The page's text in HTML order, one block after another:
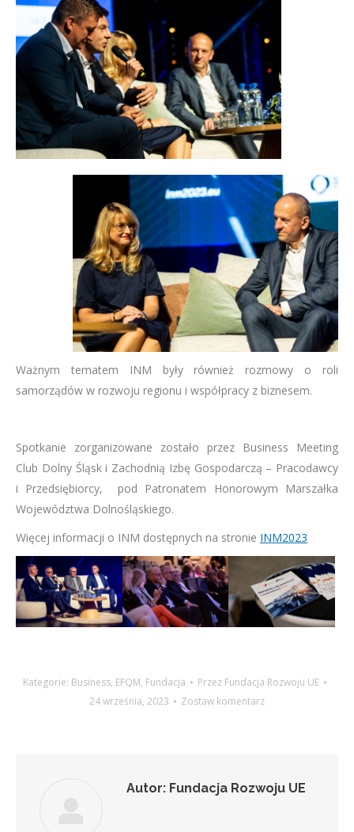
Ważnym tematem INM były również rozmowy o roli
samorządów w rozwoju regionu i współpracy z biznesem.
Spotkanie zorganizowane zostało przez Business Meeting
Club Dolny Śląsk i Zachodnią Izbę Gospodarczą – Pracodawcy
i Przedsiębiorcy, pod Patronatem Honorowym Marszałka
Województwa Dolnośląskiego.
Więcej informacji o INM dostępnych na stronie INM2023
Kategorie: Business, EFQM, Fundacja Przez Fundacja Rozwoju UE
24 września, 2023
Zostaw komentarz
Autor: Fundacja Rozwoju UE